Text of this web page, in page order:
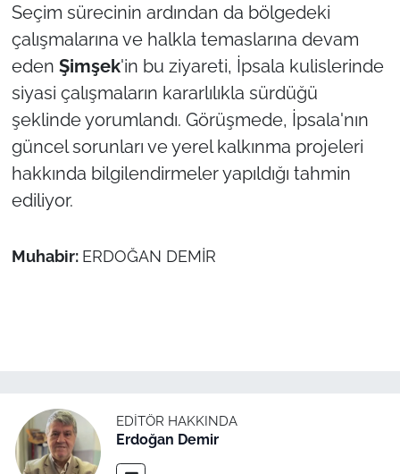
Seçim sürecinin ardından da bölgedeki
çalışmalarına ve halkla temaslarına devam
eden Şimşek'in bu ziyareti, İpsala kulislerinde
siyasi çalışmaların kararlılıkla sürdüğü
şeklinde yorumlandı. Görüşmede, İpsala'nın
güncel sorunları ve yerel kalkınma projeleri
hakkında bilgilendirmeler yapıldığı tahmin
ediliyor.
Muhabir: ERDOĞAN DEMİR
EDITÖR HAKKINDA
Erdoğan Demir